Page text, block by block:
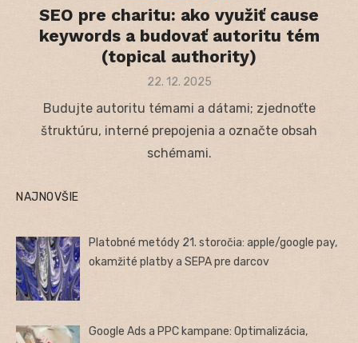
SEO pre charitu: ako využiť cause
keywords a budovať autoritu tém
(topical authority)
Posted
22. 12. 2025
Budujte autoritu témami a dátami; zjednoťte
štruktúru, interné prepojenia a označte obsah
schémami.
NAJNOVŠIE
Platobné metódy 21. storočia: apple/google pay,
okamžité platby a SEPA pre darcov
Google Ads a PPC kampane: Optimalizácia,